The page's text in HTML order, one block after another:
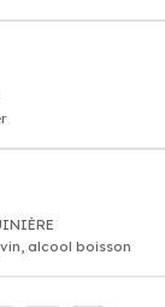
café , bière, vin, alcool boisson